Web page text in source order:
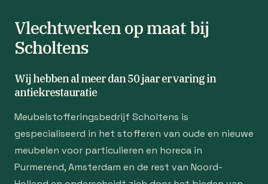
Vlechtwerken op maat bij
Scholtens
Wij hebben al meer dan 50 jaar ervaring in
antiekrestauratie
Meubelstofferingsbedrijf Scholtens is
gespecialiseerd in het stofferen van oude en nieuwe
meubelen voor particulieren en horeca in
Purmerend, Amsterdam en de rest van Noord-